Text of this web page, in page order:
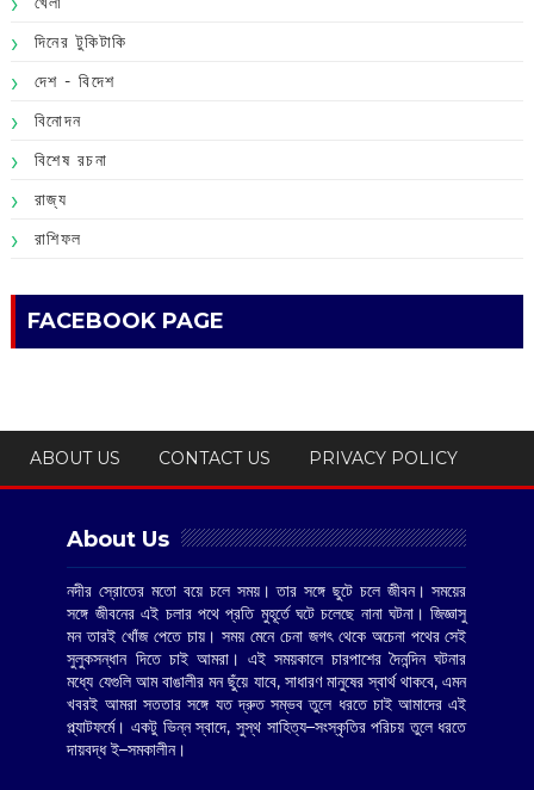
দিনের টুকিটাকি
দেশ - বিদেশ
বিনোদন
বিশেষ রচনা
রাজ্য
রাশিফল
FACEBOOK PAGE
ABOUT US CONTACT US PRIVACY POLICY
About Us
নদীর স্রোতের মতো বয়ে চলে সময়। তার সঙ্গে ছুটে চলে জীবন। সময়ের
সঙ্গে জীবনের এই চলার পথে প্রতি মুহূর্তে ঘটে চলেছে নানা ঘটনা। জিজ্ঞাসু
মন তারই খোঁজ পেতে চায়। সময় মেনে চেনা জগৎ থেকে অচেনা পথের সেই
সুলুকসন্ধান দিতে চাই আমরা। এই সময়কালে চারপাশের দৈনন্দিন ঘটনার
মধ্যে যেগুলি আম বাঙালীর মন ছুঁয়ে যাবে, সাধারণ মানুষের স্বার্থ থাকবে, এমন
খবরই আমরা সততার সঙ্গে যত দ্রুত সম্ভব তুলে ধরতে চাই আমাদের এই
প্ল্যাটফর্মে। একটু ভিন্ন স্বাদে, সুস্থ সাহিত্য–সংস্কৃতির পরিচয় তুলে ধরতে
দায়বদ্ধ ই–সমকালীন।